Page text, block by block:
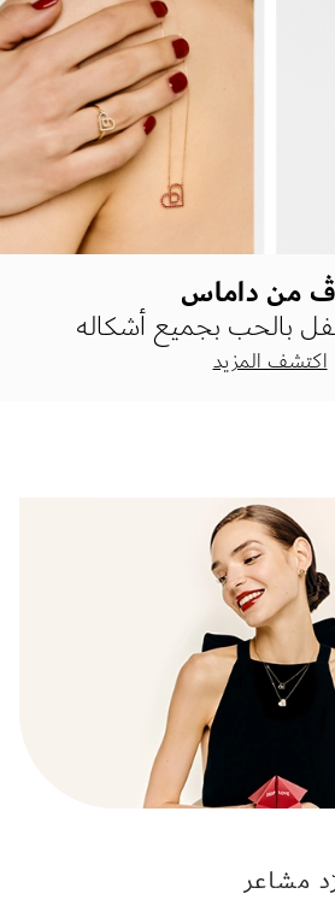
من داماس
بالحب بجميع أشكاله
اكتشف المزيد
مشاعر